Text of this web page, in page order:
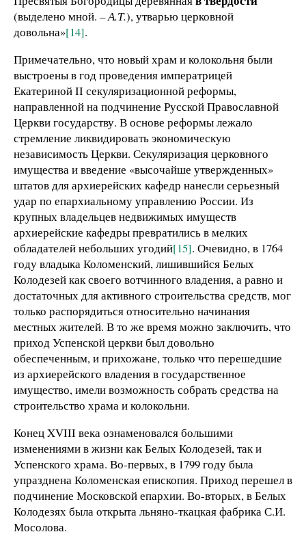
(выделено мной. – А.Т.), утварью церковной
довольна»[14].
Примечательно, что новый храм и колокольня были
выстроены в год проведения императрицей
Екатериной II секуляризационной реформы,
направленной на подчинение Русской Православной
Церкви государству. В основе реформы лежало
стремление ликвидировать экономическую
независимость Церкви. Секуляризация церковного
имущества и введение «высочайше утвержденных»
штатов для архиерейских кафедр нанесли серьезный
удар по епархиальному управлению России. Из
крупных владельцев недвижимых имуществ
архиерейские кафедры превратились в мелких
обладателей небольших угодий[15]. Очевидно, в 1764
году владыка Коломенский, лишившийся Белых
Колодезей как своего вотчинного владения, а равно и
достаточных для активного строительства средств, мог
только распорядиться относительно начинания
местных жителей. В то же время можно заключить, что
приход Успенской церкви был довольно
обеспеченным, и прихожане, только что перешедшие
из архиерейского владения в государственное
имущество, имели возможность собрать средства на
строительство храма и колокольни.
Конец XVIII века ознаменовался большими
изменениями в жизни как Белых Колодезей, так и
Успенского храма. Во-первых, в 1799 году была
упразднена Коломенская епископия. Приход перешел в
подчинение Московской епархии. Во-вторых, в Белых
Колодезях была открыта льняно-ткацкая фабрика С.И.
Мосолова.